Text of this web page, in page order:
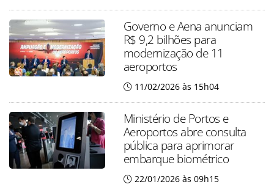
Governo e Aena anunciam
R$ 9,2 bilhões para
modernização de 11
aeroportos
11/02/2026 às 15h04
Ministério de Portos e
Aeroportos abre consulta
pública para aprimorar
embarque biométrico
22/01/2026 às 09h15